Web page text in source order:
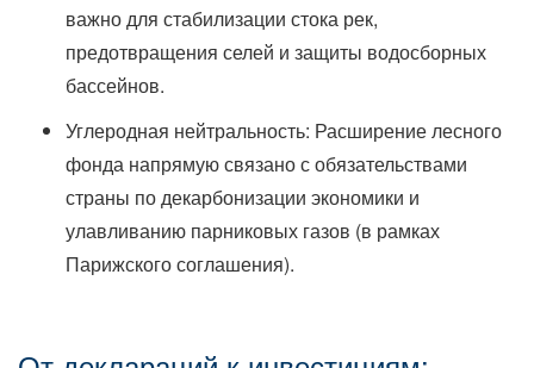
важно для стабилизации стока рек,
предотвращения селей и защиты водосборных
бассейнов.
Углеродная нейтральность: Расширение лесного
фонда напрямую связано с обязательствами
страны по декарбонизации экономики и
улавливанию парниковых газов (в рамках
Парижского соглашения).